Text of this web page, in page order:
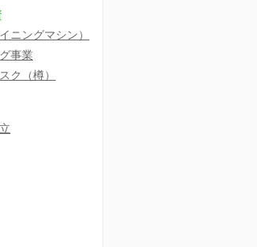
ニングマシン）
事業
ク（樽）